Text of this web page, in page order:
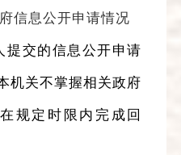
信息公开申请情况
提交的信息公开申请
机关不掌握相关政府
规定时限内完成回